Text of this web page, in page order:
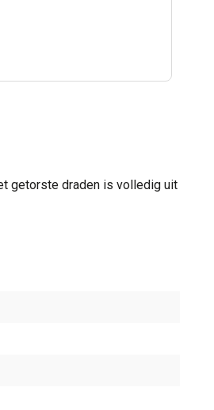
getorste draden is volledig uit